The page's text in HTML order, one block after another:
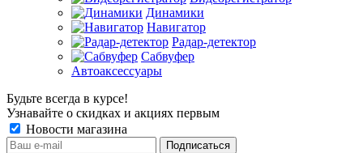
Динамики
Навигатор
Радар-детектор
Сабвуфер
Автоаксессуары
Будьте всегда в курсе!
Узнавайте о скидках и акциях первым
Новости магазина